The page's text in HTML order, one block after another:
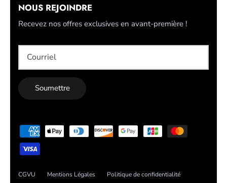
NOUS REJOINDRE
Recevez nos offres exclusives en avant-première !
Soumettre
CGVU Mentions Légales Politique de confidentialité